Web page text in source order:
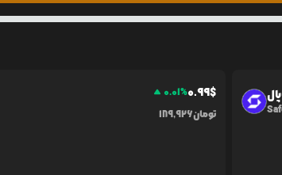
0.01%0.99$
189,926تومان